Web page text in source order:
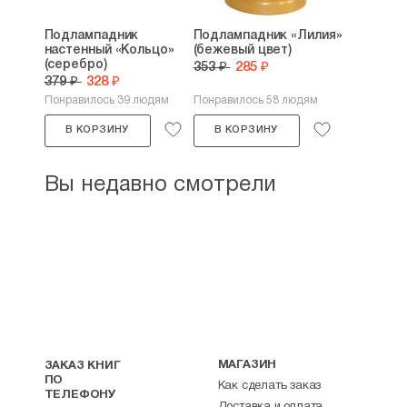
Подлампадник
настенный «Кольцо»
(серебро)
379 ₽ 328 ₽
Понравилось 39 людям
В КОРЗИНУ
Подлампадник «Лилия»
(бежевый цвет)
353 ₽ 285 ₽
Понравилось 58 людям
В КОРЗИНУ
Вы недавно смотрели
ЗАКАЗ КНИГ
ПО
ТЕЛЕФОНУ
МАГАЗИН
Как сделать заказ